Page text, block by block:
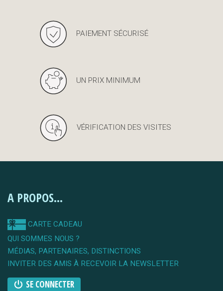
PAIEMENT SÉCURISÉ
UN PRIX MINIMUM
VÉRIFICATION DES VISITES
A PROPOS...
CARTE CADEAU
QUI SOMMES NOUS ?
MÉDIAS, PARTENAIRES, DISTINCTIONS
INVITER DES AMIS À RECEVOIR LA NEWSLETTER
SE CONNECTER